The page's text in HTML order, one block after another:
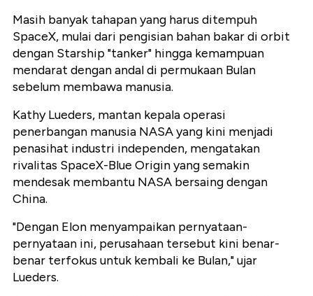
Masih banyak tahapan yang harus ditempuh
SpaceX, mulai dari pengisian bahan bakar di orbit
dengan Starship "tanker" hingga kemampuan
mendarat dengan andal di permukaan Bulan
sebelum membawa manusia.
Kathy Lueders, mantan kepala operasi
penerbangan manusia NASA yang kini menjadi
penasihat industri independen, mengatakan
rivalitas SpaceX-Blue Origin yang semakin
mendesak membantu NASA bersaing dengan
China.
"Dengan Elon menyampaikan pernyataan-
pernyataan ini, perusahaan tersebut kini benar-
benar terfokus untuk kembali ke Bulan," ujar
Lueders.